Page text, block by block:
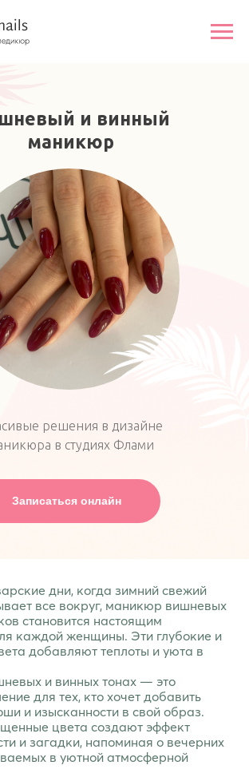
и винный
маникюр
Записаться онлайн
решения в дизайне
в студиях Флами
дни, когда зимний свежий
все вокруг, маникюр вишневых
становится настоящим
каждой женщины. Эти глубокие и
добавляют теплоты и уюта в
и винных тонах — это
для тех, кто хочет добавить
и изысканности в свой образ.
цвета создают эффект
и загадки, напоминая о вечерних
в уютной атмосферной